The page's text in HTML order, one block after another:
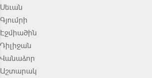
Սեւան
Գյումրի
Էջմիածին
Դիլիջան
Վանաձոր
Աշտարակ